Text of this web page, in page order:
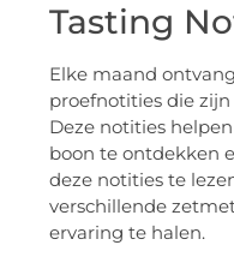
Tasting
Elke maand
proefnotities die
Deze notities
boon te ontdekken
deze notities te
verschillende
ervaring te halen.